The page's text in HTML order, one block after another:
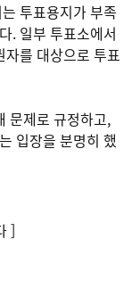
투표용지가 부족
. 일부 투표소에서
를 대상으로 투표
문제로 규정하고,
입장을 분명히 했
]